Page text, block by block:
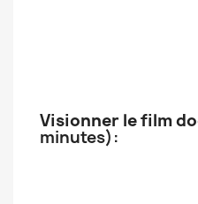
Visionner le film
minutes):